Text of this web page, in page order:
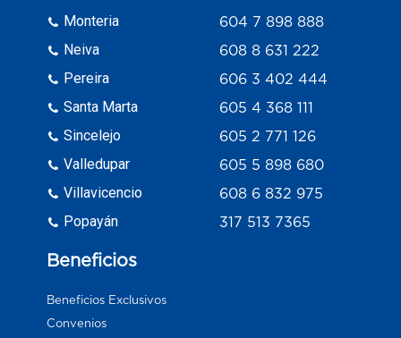
Monteria
Neiva
Pereira
Santa Marta
Sincelejo
Valledupar
Villavicencio
Popayán
604 7 898 888
608 8 631 222
606 3 402 444
605 4 368 111
605 2 771 126
605 5 898 680
608 6 832 975
317 513 7365
Beneficios
Beneficios Exclusivos
Convenios